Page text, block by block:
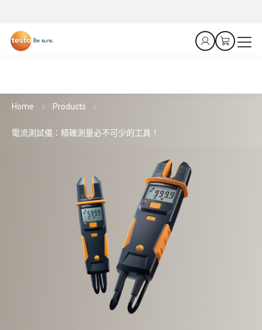
Home Products
電流測試儀：精確測量必不可少的工具！